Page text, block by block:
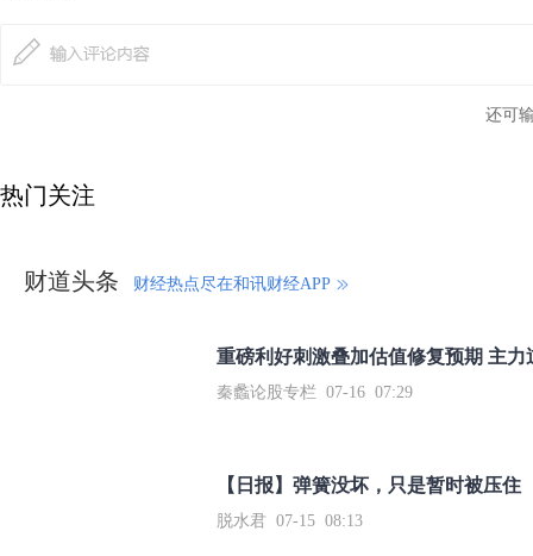
还可
热门关注
财道头条 财经热点尽在和讯财经APP
秦蠡论股专栏 07-16 07:29
【日报】弹簧没坏，只是暂时被压住
脱水君 07-15 08:13